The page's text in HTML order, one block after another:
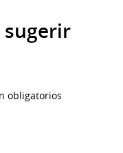
sugerir
obligatorios